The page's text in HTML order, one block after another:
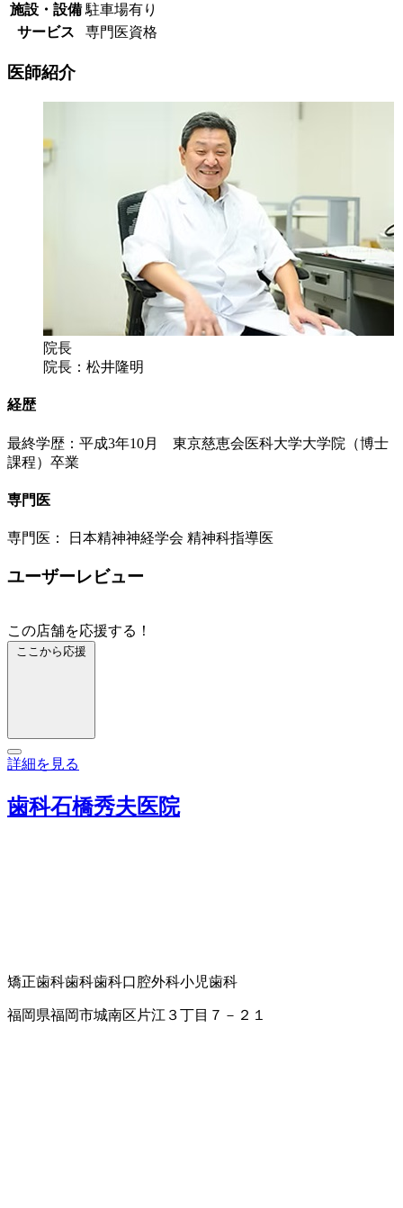
施設・設備 駐車場有り
サービス
専門医資格
医師紹介
院長
院長：松井隆明
経歴
最終学歴：平成3年10月 東京慈恵会医科大学大学院（博士
課程）卒業
専門医
専門医： 日本精神神経学会 精神科指導医
ユーザーレビュー
この店舗を応援する！
ここから応援
詳細を見る
歯科石橋秀夫医院
矯正歯科歯科歯科口腔外科小児歯科
福岡県福岡市城南区片江３丁目７－２１